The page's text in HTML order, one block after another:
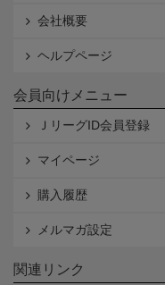
会社概要
ヘルプページ
会員向けメニュー
ＪリーグID会員登録
マイページ
購入履歴
メルマガ設定
関連リンク